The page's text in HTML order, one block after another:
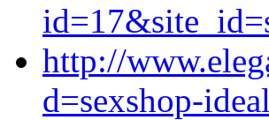
http://
d=sexshop-